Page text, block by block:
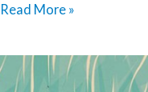
El
Read More »